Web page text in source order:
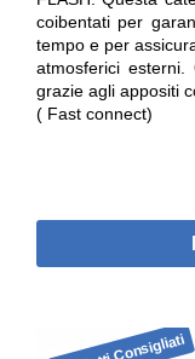
coibentati per
tempo e per
atmosferici
grazie agli appositi
( Fast connect)